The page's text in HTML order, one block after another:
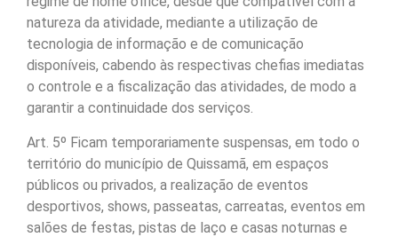
natureza da atividade, mediante a utilização de
tecnologia de informação e de comunicação
disponíveis, cabendo às respectivas chefias imediatas
o controle e a fiscalização das atividades, de modo a
garantir a continuidade dos serviços.
Art. 5º Ficam temporariamente suspensas, em todo o
território do município de Quissamã, em espaços
públicos ou privados, a realização de eventos
desportivos, shows, passeatas, carreatas, eventos em
salões de festas, pistas de laço e casas noturnas e